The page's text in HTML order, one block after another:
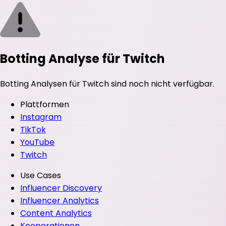
Botting Analyse für Twitch
Botting Analysen für Twitch sind noch nicht verfügbar.
Plattformen
Instagram
TikTok
YouTube
Twitch
Use Cases
Influencer Discovery
Influencer Analytics
Content Analytics